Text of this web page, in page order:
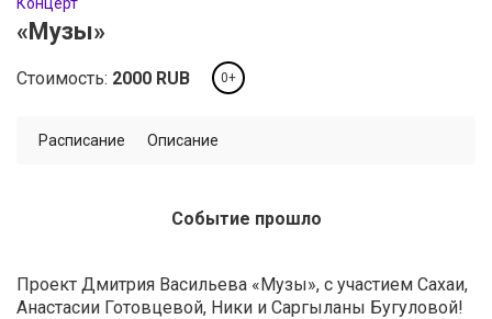
«Музы»
Стоимость: 2000 RUB 0+
Расписание Описание
Событие прошло
Проект Дмитрия Васильева «Музы», с участием Сахаи,
Анастасии Готовцевой, Ники и Саргыланы Бугуловой!